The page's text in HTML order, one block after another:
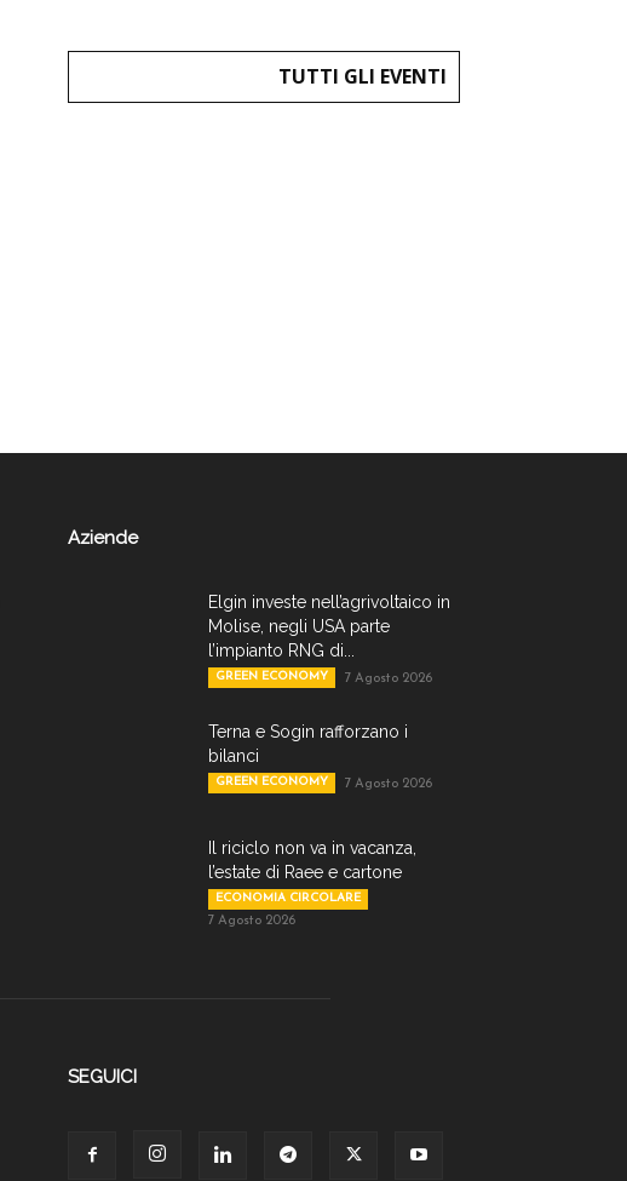
TUTTI GLI EVENTI
Aziende
Elgin investe nell’agrivoltaico in
Molise, negli USA parte
l’impianto RNG di...
GREEN ECONOMY 7 Agosto 2026
Terna e Sogin rafforzano i
bilanci
GREEN ECONOMY 7 Agosto 2026
Il riciclo non va in vacanza,
l’estate di Raee e cartone
ECONOMIA CIRCOLARE
7 Agosto 2026
SEGUICI